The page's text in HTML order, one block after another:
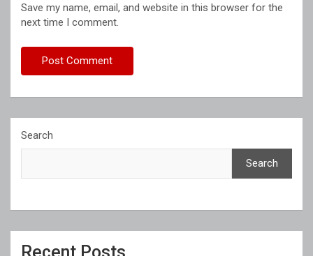
Save my name, email, and website in this browser for the
next time I comment.
Search
Search
Recent Posts